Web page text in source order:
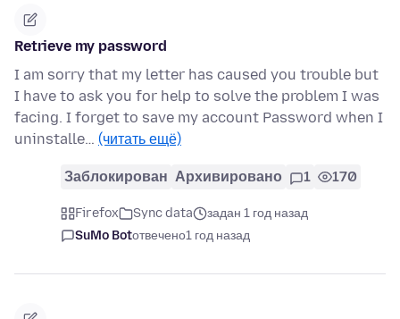
Retrieve my password
I am sorry that my letter has caused you trouble but
I have to ask you for help to solve the problem I was
facing. I forget to save my account Password when I
uninstalle… (читать ещё)
Заблокирован Архивировано 1 170
Firefox Sync data
задан 1 год назад
SuMo Botотвечено1 год назад